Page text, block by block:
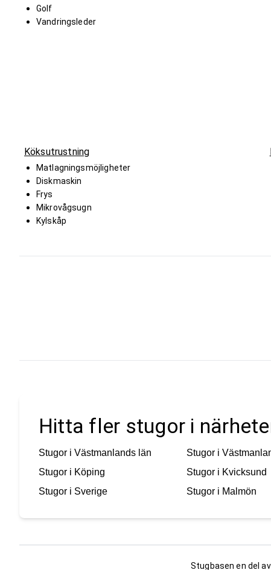
Golf
Vandringsleder
Köksutrustning
Matlagningsmöjligheter
Diskmaskin
Frys
Mikrovågsugn
Kylskåp
Hitta fler stugor i
Stugor i Västmanlands län Stugor i
Stugor i Köping Stugor i Kvicksund
Stugor i Sverige Stugor i Malmön
Stugbasen en del